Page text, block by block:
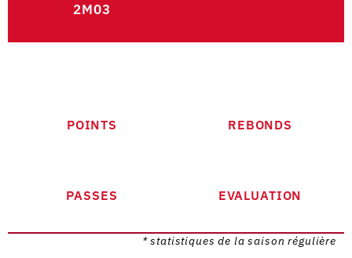
2M03
POINTS REBONDS
PASSES EVALUATION
* statistiques de la saison régulière